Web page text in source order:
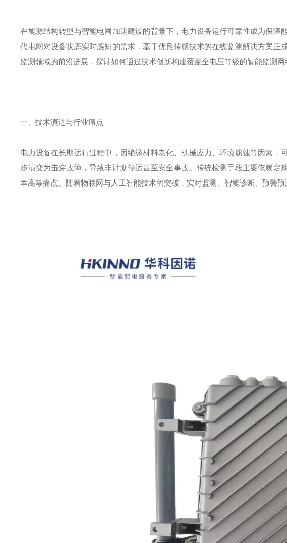
在能源结构转型与智能电网加速建设的背景下，电力设备运行可靠性成为保
代电网对设备状态实时感知的需求，基于优良传感技术的在线监测解决方案正
监测领域的前沿进展，探讨如何通过技术创新构建覆盖全电压等级的智能监测网
一、技术演进与行业痛点
电力设备在长期运行过程中，因绝缘材料老化、机械应力、环境腐蚀等因素
步演变为击穿故障，导致非计划停运甚至安全事故。传统检测手段主要依赖
本高等痛点。随着物联网与人工智能技术的突破，实时监测、智能诊断、预警